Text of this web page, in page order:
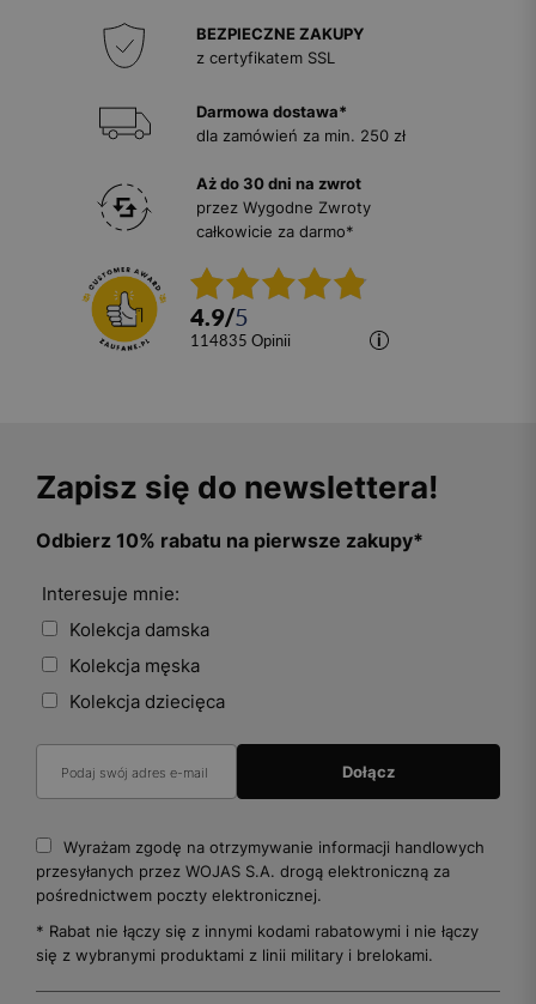
BEZPIECZNE ZAKUPY
z certyfikatem SSL
Darmowa dostawa*
dla zamówień za min. 250 zł
Aż do 30 dni na zwrot
przez Wygodne Zwroty
całkowicie za darmo*
4.9/5
114835 opinii
Zapisz się do newslettera!
Odbierz 10% rabatu na pierwsze zakupy*
Interesuje mnie:
Kolekcja damska
Kolekcja męska
Kolekcja dziecięca
Wyrażam zgodę na otrzymywanie informacji handlowych
przesyłanych przez WOJAS S.A. drogą elektroniczną za
pośrednictwem poczty elektronicznej.
* Rabat nie łączy się z innymi kodami rabatowymi i nie łączy
się z wybranymi produktami z linii military i brelokami.